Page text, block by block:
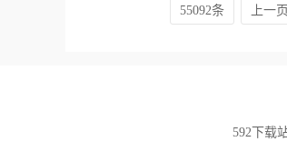
55092条
上一页
592下载